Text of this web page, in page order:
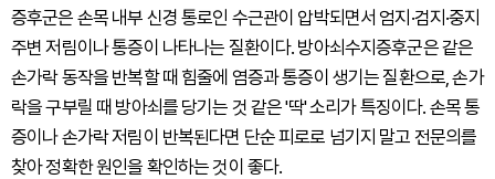
증후군은 손목 내부 신경 통로인 수근관이 압박되면서 엄지·검지·중지
주변 저림이나 통증이 나타나는 질환이다. 방아쇠수지증후군은 같은
손가락 동작을 반복할 때 힘줄에 염증과 통증이 생기는 질환으로, 손가
락을 구부릴 때 방아쇠를 당기는 것 같은 '딱' 소리가 특징이다. 손목 통
증이나 손가락 저림이 반복된다면 단순 피로로 넘기지 말고 전문의를
찾아 정확한 원인을 확인하는 것이 좋다.